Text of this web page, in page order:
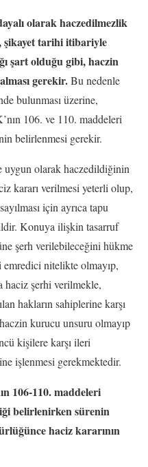
olarak haczedilmezlik
şikayet tarihi itibariyle
şart olduğu gibi, haczin
gerekir.Bu nedenle
bulunması üzerine,
106. ve 110. maddeleri
belirlenmesi gerekir.
uygun olarak haczedildiğinin
kararı verilmesi yeterli olup,
için ayrıca tapu
Konuya ilişkin tasarruf
şerh verilebileceğini hükme
nitelikte olmayıp,
haciz şerhi verilmekle,
hakların sahiplerine karşı
kurucu unsuru olmayıp
kişilere karşı ileri
işlenmesi gerekmektedir.
106-110. maddeleri
belirlenirken sürenin
haciz kararının